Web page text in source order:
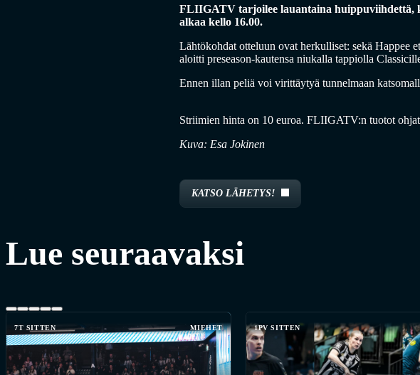
FLIIGATV tarjoilee lauantaina huippuviihdettä,
alkaa kello 16.00.
Lähtökohdat otteluun ovat herkulliset: sekä Happee
aloitti preseason-kautensa niukalla tappiolla
Ennen illan peliä voi virittäytyä tunnelmaan
Striimien hinta on 10 euroa. FLIIGATV:n tuotot
Kuva: Esa Jokinen
KATSO LÄHETYS!
Lue seuraavaksi
7T SITTEN MIEHET 1PV SITTEN